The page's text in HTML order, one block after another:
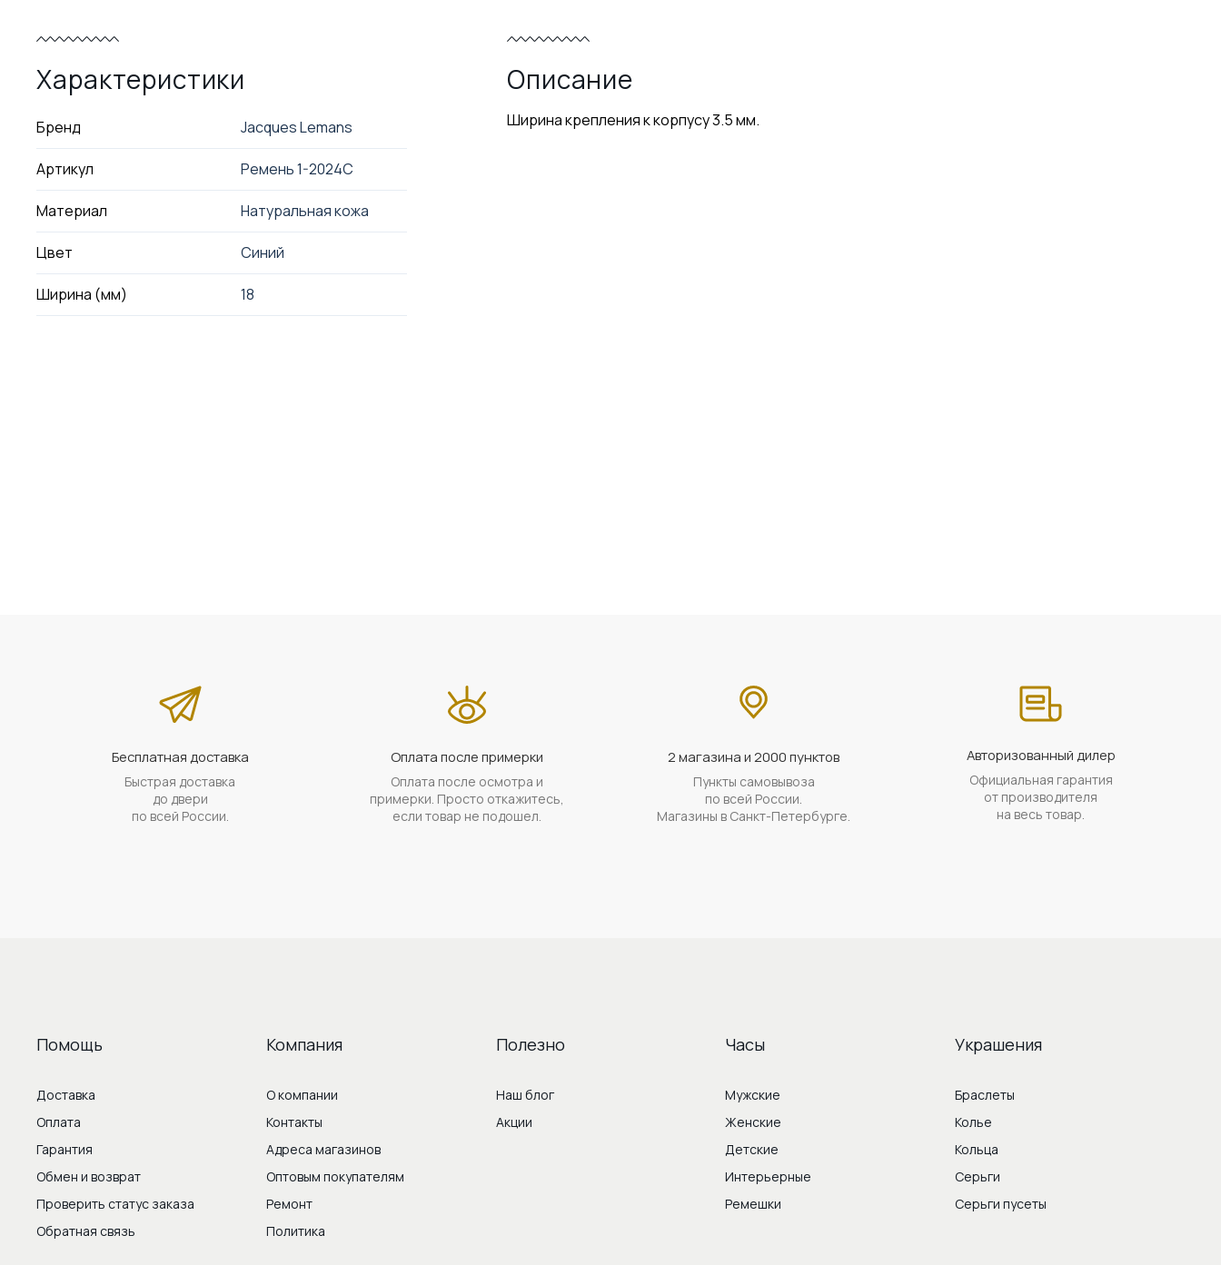
Характеристики
Бренд Jacques Lemans
Артикул Ремень 1-2024C
Материал Натуральная кожа
Цвет Синий
Ширина (мм) 18
Описание
Ширина крепления к корпусу 3.5 мм.
Бесплатная доставка
Быстрая доставка
до двери
по всей России.
Оплата после примерки
Оплата после осмотра и
примерки. Просто откажитесь,
если товар не подошел.
2 магазина и 2000 пунктов
Пункты самовывоза
по всей России.
Магазины в Санкт-Петербурге.
Авторизованный дилер
Официальная гарантия
от производителя
на весь товар.
Помощь
Доставка
Оплата
Гарантия
Обмен и возврат
Проверить статус заказа
Обратная связь
Компания
О компании
Контакты
Адреса магазинов
Оптовым покупателям
Ремонт
Политика
Полезно
Наш блог
Акции
Часы
Мужские
Женские
Детские
Интерьерные
Ремешки
Украшения
Браслеты
Колье
Кольца
Серьги
Серьги пусеты